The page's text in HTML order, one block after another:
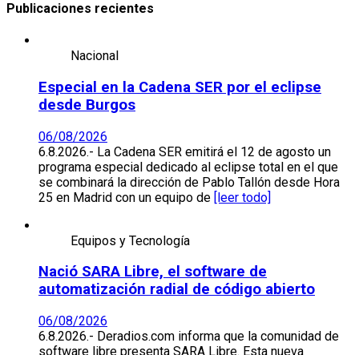
Publicaciones recientes
Nacional
Especial en la Cadena SER por el eclipse
desde Burgos
06/08/2026
6.8.2026.- La Cadena SER emitirá el 12 de agosto un
programa especial dedicado al eclipse total en el que
se combinará la dirección de Pablo Tallón desde Hora
25 en Madrid con un equipo de [leer todo]
Equipos y Tecnología
Nació SARA Libre, el software de
automatización radial de código abierto
06/08/2026
6.8.2026.- Deradios.com informa que la comunidad de
software libre presenta SARA Libre. Esta nueva